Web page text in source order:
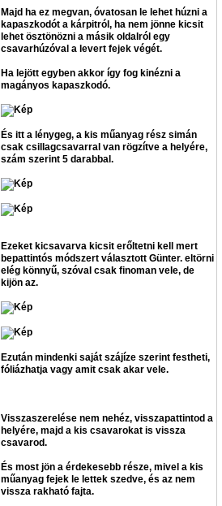
Majd ha ez megvan, óvatosan le lehet húzni a
kapaszkodót a kárpitról, ha nem jönne kicsit
lehet ösztönözni a másik oldalról egy
csavarhúzóval a levert fejek végét.
Ha lejött egyben akkor így fog kinézni a
magányos kapaszkodó.
És itt a lénygeg, a kis műanyag rész simán
csak csillagcsavarral van rögzítve a helyére,
szám szerint 5 darabbal.
Ezeket kicsavarva kicsit erőltetni kell mert
bepattintós módszert választott Günter. eltörni
elég könnyű, szóval csak finoman vele, de
kijön az.
Ezután mindenki saját szájíze szerint festheti,
fóliázhatja vagy amit csak akar vele.
Visszaszerelése nem nehéz, visszapattintod a
helyére, majd a kis csavarokat is vissza
csavarod.
És most jön a érdekesebb része, mivel a kis
műanyag fejek le lettek szedve, és az nem
vissza rakható fajta.